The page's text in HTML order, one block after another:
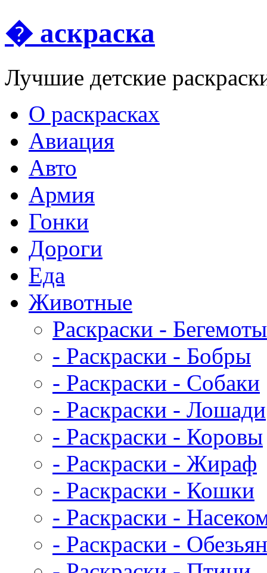
� аскраска
Лучшие детские
О раскрасках
Авиация
Авто
Армия
Гонки
Дороги
Еда
Животныe
Раскраски - Бегемоты
- Раскраски - Бобры
- Раскраски - Собаки
- Раскраски - Лошади
- Раскраски - Коровы
- Раскраски - Жираф
- Раскраски - Кошки
- Раскраски -
- Раскраски -